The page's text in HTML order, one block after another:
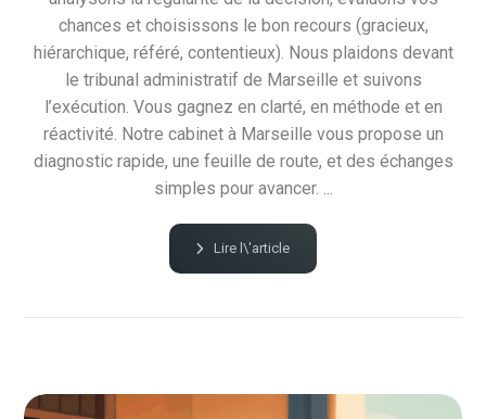
chances et choisissons le bon recours (gracieux,
hiérarchique, référé, contentieux). Nous plaidons devant
le tribunal administratif de Marseille et suivons
l’exécution. Vous gagnez en clarté, en méthode et en
réactivité. Notre cabinet à Marseille vous propose un
diagnostic rapide, une feuille de route, et des échanges
simples pour avancer. ...
Lire l\'article